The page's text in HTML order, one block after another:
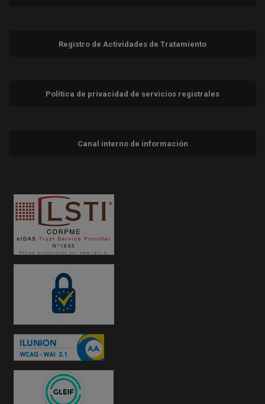
Registro de Actividades de Tratamiento
Política de privacidad de servicios registrales
Canal interno de información